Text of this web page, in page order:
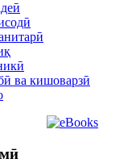
ва кишоварзӣ